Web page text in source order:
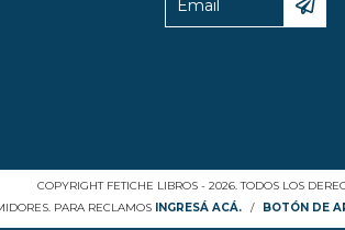
COPYRIGHT FETICHE LIBROS - 2026. TODOS LOS
PARA RECLAMOS INGRESÁ ACÁ. / BOTÓN DE